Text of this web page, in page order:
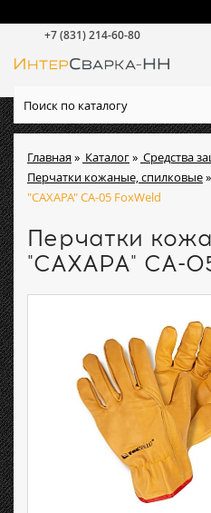
Главная» Каталог» Средства
Перчатки кожаные, спилковые»
"САХАРА" СА-05 FoxWeld
Перчатки
"САХАРА" СА-
+7 (831) 214-60-80